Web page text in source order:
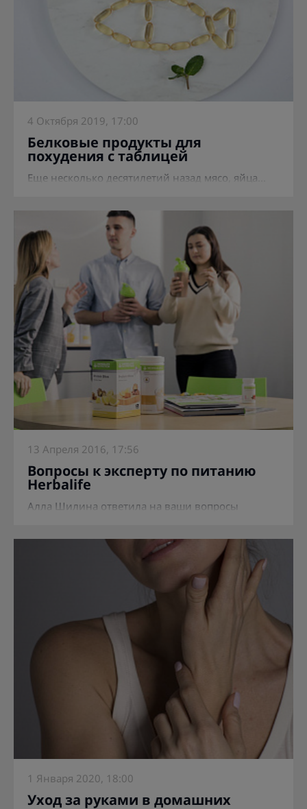
4 Октября 2019, 17:00
Белковые продукты для
похудения с таблицей
Еще несколько десятилетий назад мясо, яйца...
13 Апреля 2016, 17:56
Вопросы к эксперту по питанию
Herbalife
Алла Шилина ответила на ваши вопросы
1 Января 2020, 18:00
Уход за руками в домашних